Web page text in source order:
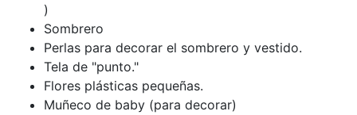
)
Sombrero
Perlas para decorar el sombrero y vestido.
Tela de "punto."
Flores plásticas pequeñas.
Muñeco de baby (para decorar)